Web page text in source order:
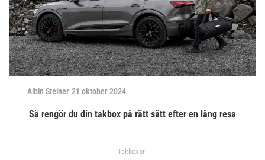
Albin Steiner 21 oktober 2024
Så rengör du din takbox på rätt sätt efter en lång resa
Takboxar